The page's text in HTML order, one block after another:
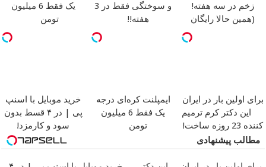
زخم در سه هفته!
(همین حالا رایگان
و سوختگی فقط در 3
هفته!!
یک فقط 6 میلیون
تومن
برای اولین بار در ایران
این دکتر کرم ترمیم
کننده 23 روزه ساخت!
ایمپلنت کره‌ای درجه
یک فقط 6 میلیون
تومن
خرید موبایل با اسنپ
پی | در ۴ قسط بدون
سود و کارمزد!
مطالب پیشنهادی